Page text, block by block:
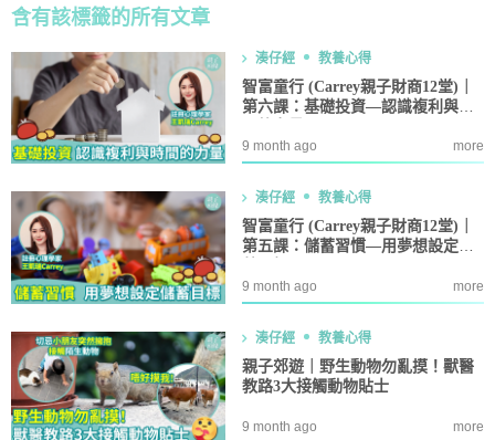
含有該標籤的所有文章
湊仔經 教養心得
智富童行 (Carrey親子財商12堂)｜
第六課：基礎投資—認識複利與時
9 month ago more
湊仔經 教養心得
智富童行 (Carrey親子財商12堂)｜
第五課：儲蓄習慣—用夢想設定儲
9 month ago more
湊仔經 教養心得
親子郊遊｜野生動物勿亂摸！獸醫
教路3大接觸動物貼士
9 month ago more